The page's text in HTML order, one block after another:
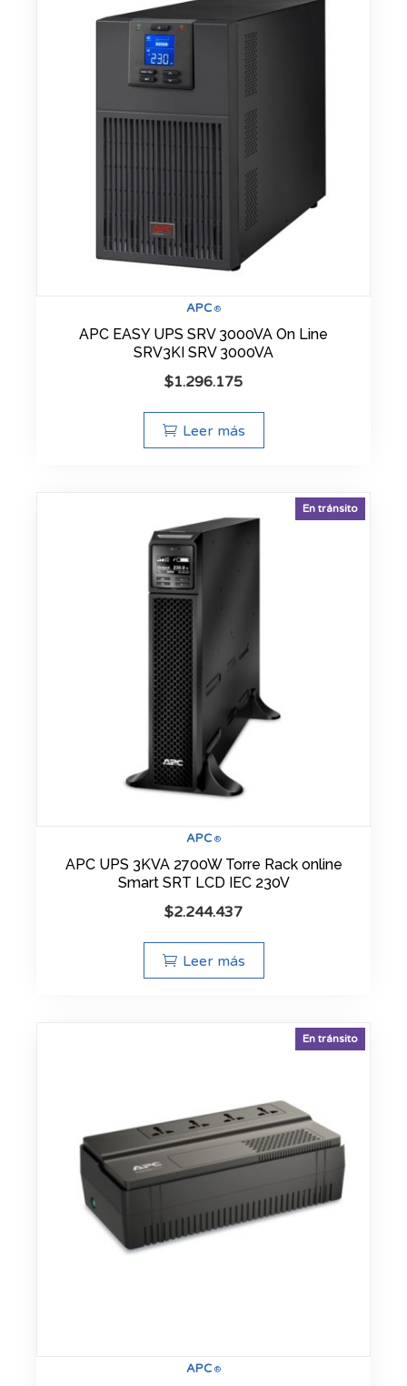
APC ®
APC EASY UPS SRV 3000VA On Line
SRV3KI SRV 3000VA
$1.296.175
Leer más
APC ®
En tránsito
APC UPS 3KVA 2700W Torre Rack online
Smart SRT LCD IEC 230V
$2.244.437
Leer más
APC ®
En tránsito